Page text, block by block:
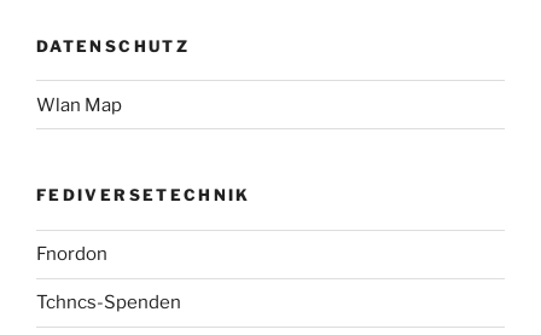
DATENSCHUTZ
Wlan Map
FEDIVERSETECHNIK
Fnordon
Tchncs-Spenden